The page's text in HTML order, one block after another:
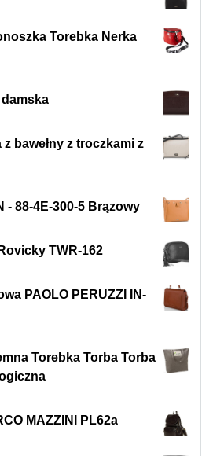
Torebka Nerka
damska
bawełny z troczkami z
- 88-4E-300-5 Brązowy
TWR-162
PAOLO PERUZZI IN-
Torebka Torba Torba
MAZZINI PL62a